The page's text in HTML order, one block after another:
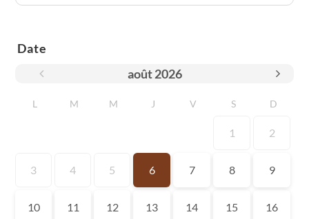
Date
août 2026
L M M J V S D
1 2
3 4 5 6 7 8 9
10 11 12 13 14 15 16